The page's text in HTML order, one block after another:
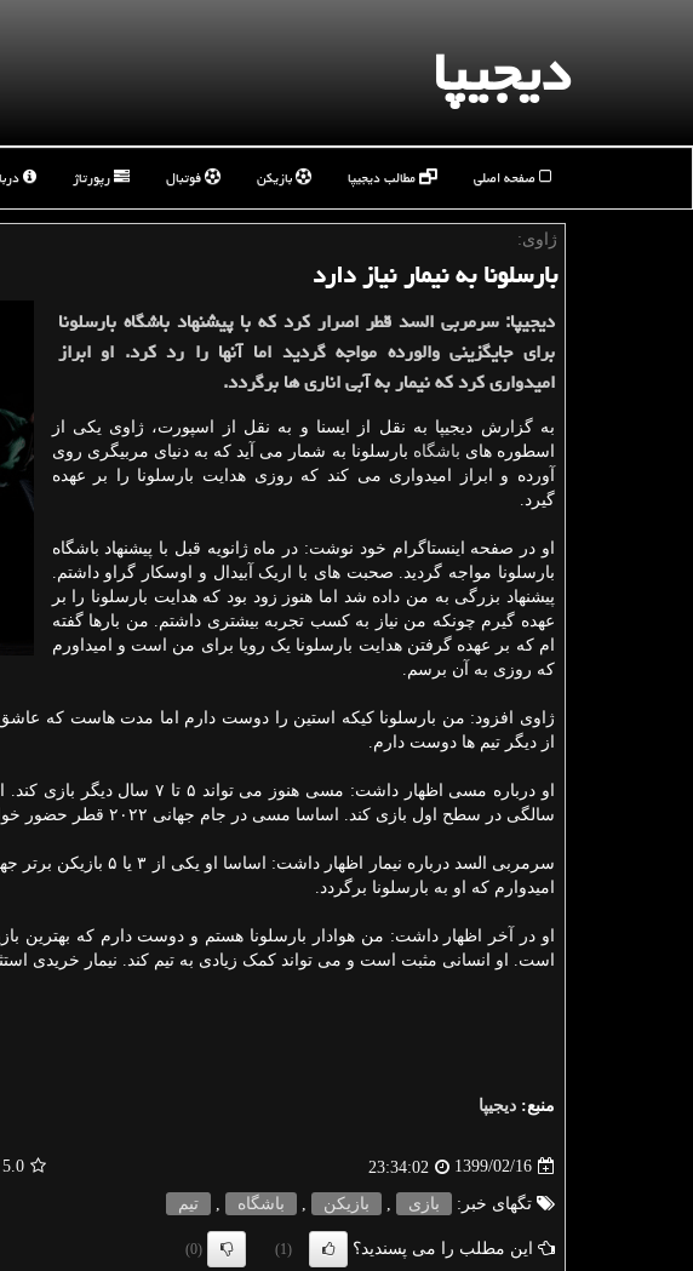
دیجیپا
صفحه اصلی مطالب دیجیپا بازیکن فوتبال رپورتاژ
ژاوی:
بارسلونا به نیمار نیاز دارد
دیجیپا: سرمربی السد قطر اصرار كرد كه با پیشنهاد باشگاه بارسلونا
برای جایگزینی والورده مواجه گردید اما آنها را رد كرد. او ابراز
امیدواری كرد كه نیمار به آبی اناری ها برگردد.
به گزارش دیجیپا به نقل از ایسنا و به نقل از اسپورت، ژاوی یکی از
اسطوره های باشگاه بارسلونا به شمار می آید که به دنیای مربیگری روی
آورده و ابراز امیدواری می کند که روزی هدایت بارسلونا را بر عهده
گیرد.
او در صفحه اینستاگرام خود نوشت: در ماه ژانویه قبل با پیشنهاد باشگاه
بارسلونا مواجه گردید. صحبت های با اریک آبیدال و اوسکار گراو داشتم.
پیشنهاد بزرگی به من داده شد اما هنوز زود بود که هدایت بارسلونا را بر
عهده گیرم چونکه من نیاز به کسب تجربه بیشتری داشتم. من بارها گفته
ام که بر عهده گرفتن هدایت بارسلونا یک رویا برای من است و امیداورم
که روزی به آن برسم.
ژاوی افزود: من بارسلونا کیکه استین را دوست دارم اما مدت هاست که عاشق
از دیگر تیم ها دوست دارم.
سالگی در سطح اول بازی کند. اساسا مسی در جام جهانی ۲۰۲۲ قطر حضور خواهد داشت.
سرمربی السد درباره
امیدوارم که او به بارسلونا برگردد.
او در آخر اظهار داشت: من هوادار بارسلونا هستم و دوست دارم که بهترین
است. او انسانی مثبت است و می تواند کمک زیادی به تیم کند. نیمار خریدی
منبع: دیجیپا
1399/02/16
23:34:02
5.0
تگهای خبر: بازی بازیكن باشگاه تیم
این مطلب را می پسندید؟ (1)
(0)